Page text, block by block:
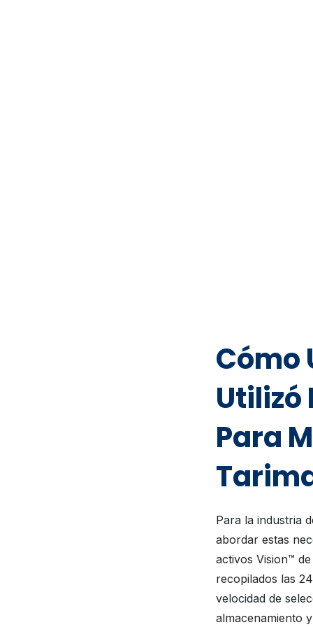
Cómo
Utilizó
Para
Para la industria
abordar estas
activos Vision™
recopilados las
velocidad de
almacenamiento